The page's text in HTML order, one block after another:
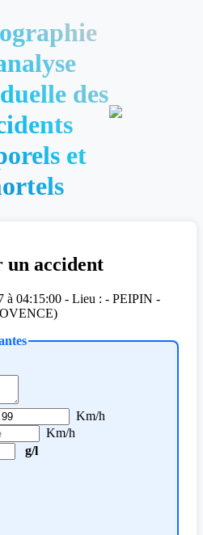
des
et
accident
à 04:15:00 - Lieu : - PEIPIN -
Km/h
Km/h
g/l